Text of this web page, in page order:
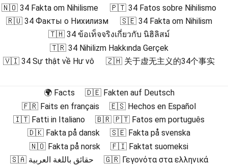
🇳🇴 34 Fakta om Nihilisme
🇵🇹 34 Fatos sobre Nihilismo
🇷🇺 34 Факты о Нихилизм
🇸🇪 34 Fakta om Nihilism
🇹🇭 34 ข้อเท็จจริงเกี่ยวกับ นิฮิลิสม์
🇹🇷 34 Nihilizm Hakkında Gerçek
🇻🇮 34 Sự thật về Hư vô
🇿🇭 关于虚无主义的34个事实
🌍 Facts
🇩🇪 Fakten auf Deutsch
🇫🇷 Faits en français
🇪🇸 Hechos en Español
🇮🇹 Fatti in Italiano
🇧🇷 🇵🇹 Fatos em português
🇩🇰 Fakta på dansk
🇸🇪 Fakta på svenska
🇳🇴 Fakta på norsk
🇫🇮 Faktat suomeksi
🇸🇦 حقائق باللغة العربية
🇬🇷 Γεγονότα στα ελληνικά